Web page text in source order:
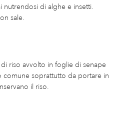
di alghe e insetti.
sale.
riso avvolto in foglie di senape
comune soprattutto da portare in
il riso.